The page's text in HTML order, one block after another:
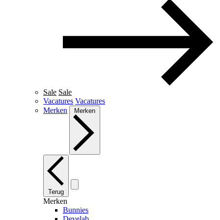
Sale Sale
Vacatures Vacatures
Merken
Merken
Terug
Merken
Bunnies